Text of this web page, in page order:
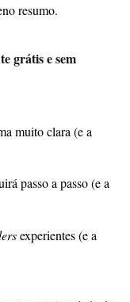
resumo.
grátis e sem
muito clara (e a
passo a passo (e a
experientes (e a